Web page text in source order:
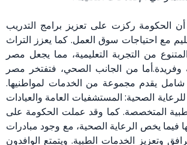
أن الحكومة ركزت على تعزيز برامج التدريب
مع احتياجات سوق العمل. كما يعزز التراث
من التجربة التعليمية، مما يجعل مصر
وفريدة.أما من الجانب الصحي، فتفتخر مصر
يقدم مجموعة من الخدمات لمواطنيها.
للرعاية الصحية: المستشفيات العامة والعيادات
المتخصصة. كما وقد عملت الحكومة على
فيما يخص الرعاية الصحية، مع وجود مبادرات
وتعزيز الخدمات الطبية. ويتمتع الوافدون